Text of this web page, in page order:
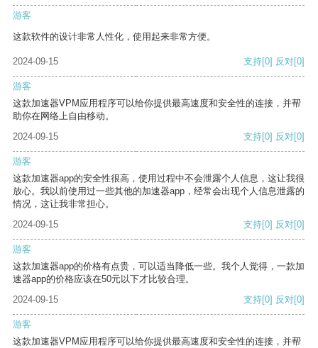
游客
这款软件的设计非常人性化，使用起来非常方便。
2024-09-15 支持[0] 反对[0]
游客
这款加速器VPM应用程序可以给你提供最高速度和安全性的连接，并帮
助你在网络上自由移动。
2024-09-15
支持[0] 反对[0]
游客
这款加速器app的安全性很高，使用过程中不会泄露个人信息，这让我很
放心。我以前使用过一些其他的加速器app，经常会出现个人信息泄露的
情况，这让我非常担心。
2024-09-15
支持[0] 反对[0]
游客
这款加速器app的价格有点贵，可以适当降低一些。我个人觉得，一款加
速器app的价格应该在50元以下才比较合理。
2024-09-15
支持[0] 反对[0]
游客
这款加速器VPM应用程序可以给你提供最高速度和安全性的连接，并帮